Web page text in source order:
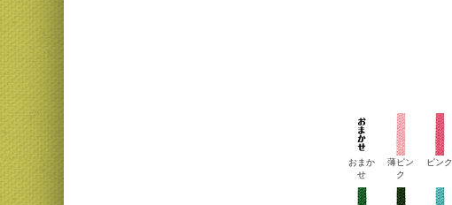
おまか
せ
薄ピン
ク
ピンク